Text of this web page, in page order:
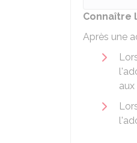
Connaître
Après une
aux